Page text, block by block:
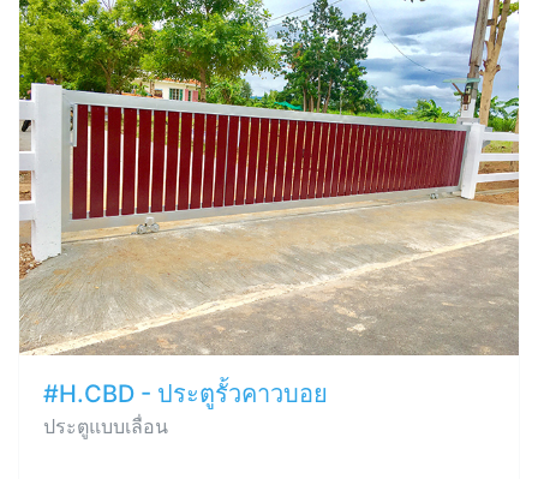
#H.CBD - ประตูรั้วคาวบอย
ประตูแบบเลื่อน